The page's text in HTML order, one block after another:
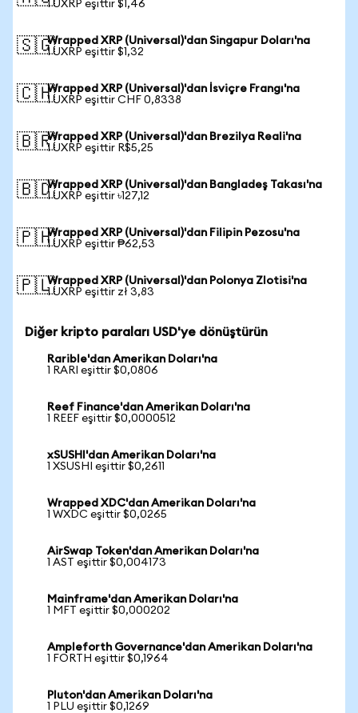
1 UXRP eşittir $1,46
🇸🇬Wrapped XRP (Universal)'dan Singapur Doları'na
1 UXRP eşittir $1,32
🇨🇭Wrapped XRP (Universal)'dan İsviçre Frangı'na
1 UXRP eşittir CHF 0,8338
🇧🇷Wrapped XRP (Universal)'dan Brezilya Reali'na
1 UXRP eşittir R$5,25
🇧🇩Wrapped XRP (Universal)'dan Bangladeş Takası'na
1 UXRP eşittir ৳127,12
🇵🇭Wrapped XRP (Universal)'dan Filipin Pezosu'na
1 UXRP eşittir ₱62,53
🇵🇱Wrapped XRP (Universal)'dan Polonya Zlotisi'na
1 UXRP eşittir zł 3,83
Diğer kripto paraları USD'ye dönüştürün
Rarible'dan Amerikan Doları'na
1 RARI eşittir $0,0806
Reef Finance'dan Amerikan Doları'na
1 REEF eşittir $0,0000512
xSUSHI'dan Amerikan Doları'na
1 XSUSHI eşittir $0,2611
Wrapped XDC'dan Amerikan Doları'na
1 WXDC eşittir $0,0265
AirSwap Token'dan Amerikan Doları'na
1 AST eşittir $0,004173
Mainframe'dan Amerikan Doları'na
1 MFT eşittir $0,000202
Ampleforth Governance'dan Amerikan Doları'na
1 FORTH eşittir $0,1964
Pluton'dan Amerikan Doları'na
1 PLU eşittir $0,1269